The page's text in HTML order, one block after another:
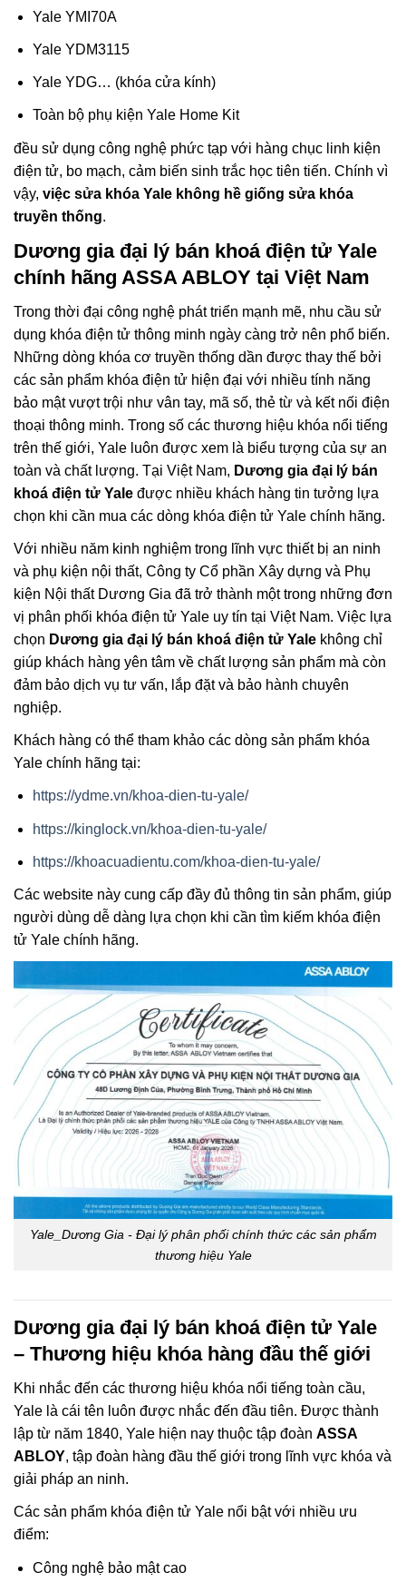
Yale YMI70A
Yale YDM3115
Yale YDG… (khóa cửa kính)
Toàn bộ phụ kiện Yale Home Kit
đều sử dụng công nghệ phức tạp với hàng chục linh kiện
điện tử, bo mạch, cảm biến sinh trắc học tiên tiến. Chính vì
vậy, việc sửa khóa Yale không hề giống sửa khóa
truyền thống.
Dương gia đại lý bán khoá điện tử Yale
chính hãng ASSA ABLOY tại Việt Nam
Trong thời đại công nghệ phát triển mạnh mẽ, nhu cầu sử
dụng khóa điện tử thông minh ngày càng trở nên phổ biến.
Những dòng khóa cơ truyền thống dần được thay thế bởi
các sản phẩm khóa điện tử hiện đại với nhiều tính năng
bảo mật vượt trội như vân tay, mã số, thẻ từ và kết nối điện
thoại thông minh. Trong số các thương hiệu khóa nổi tiếng
trên thế giới, Yale luôn được xem là biểu tượng của sự an
toàn và chất lượng. Tại Việt Nam, Dương gia đại lý bán
khoá điện tử Yale được nhiều khách hàng tin tưởng lựa
chọn khi cần mua các dòng khóa điện tử Yale chính hãng.
Với nhiều năm kinh nghiệm trong lĩnh vực thiết bị an ninh
và phụ kiện nội thất, Công ty Cổ phần Xây dựng và Phụ
kiện Nội thất Dương Gia đã trở thành một trong những đơn
vị phân phối khóa điện tử Yale uy tín tại Việt Nam. Việc lựa
chọn Dương gia đại lý bán khoá điện tử Yale không chỉ
giúp khách hàng yên tâm về chất lượng sản phẩm mà còn
đảm bảo dịch vụ tư vấn, lắp đặt và bảo hành chuyên
nghiệp.
Khách hàng có thể tham khảo các dòng sản phẩm khóa
Yale chính hãng tại:
https://ydme.vn/khoa-dien-tu-yale/
https://kinglock.vn/khoa-dien-tu-yale/
https://khoacuadientu.com/khoa-dien-tu-yale/
Các website này cung cấp đầy đủ thông tin sản phẩm, giúp
người dùng dễ dàng lựa chọn khi cần tìm kiếm khóa điện
tử Yale chính hãng.
Yale_Dương Gia - Đại lý phân phối chính thức các sản phẩm
thương hiệu Yale
Dương gia đại lý bán khoá điện tử Yale
– Thương hiệu khóa hàng đầu thế giới
Khi nhắc đến các thương hiệu khóa nổi tiếng toàn cầu,
Yale là cái tên luôn được nhắc đến đầu tiên. Được thành
lập từ năm 1840, Yale hiện nay thuộc tập đoàn ASSA
ABLOY, tập đoàn hàng đầu thế giới trong lĩnh vực khóa và
giải pháp an ninh.
Các sản phẩm khóa điện tử Yale nổi bật với nhiều ưu
điểm:
Công nghệ bảo mật cao